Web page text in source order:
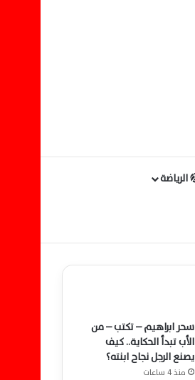
الرياضة
سحر ابراهيم – تكتب – من
الأب تبدأ الحكاية.. كيف
يصنع الرجل نجاح ابنته؟
منذ 4 ساعات